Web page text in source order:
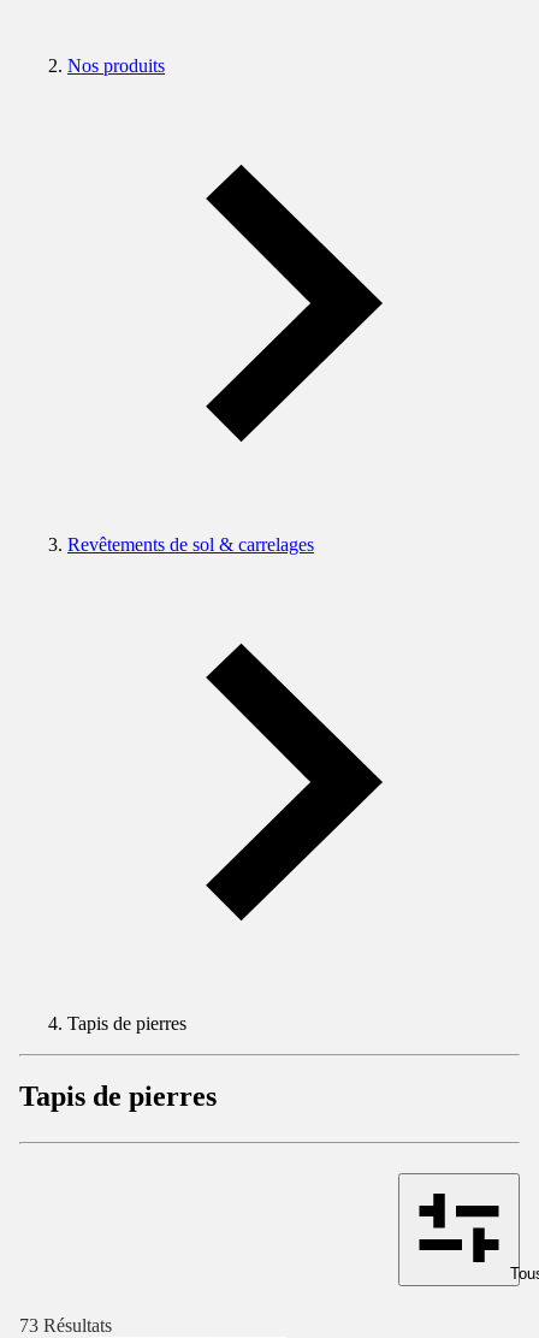
Nos produits
Revêtements de sol & carrelages
Tapis de pierres
Tapis de pierres
73 Résultats